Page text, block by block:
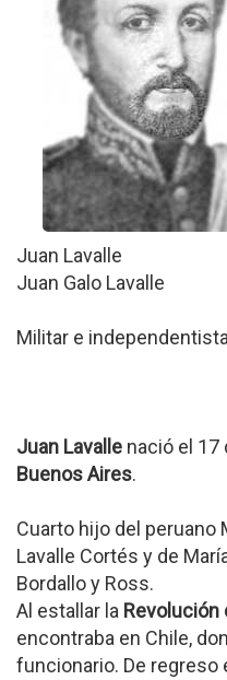
Juan Lavalle
Juan Galo Lavalle
Militar e
Juan Lavalle nació el 17
Buenos Aires.
Cuarto hijo del peruano
Lavalle Cortés y de
Bordallo y Ross.
Al estallar la Revolución
encontraba en Chile,
funcionario. De regreso